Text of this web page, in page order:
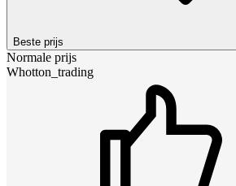
Beste prijs
Normale prijs
Whotton_trading